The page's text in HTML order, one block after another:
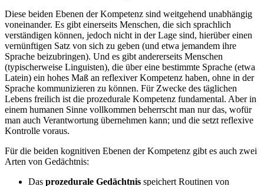
Diese beiden Ebenen der Kompetenz sind weitgehend unabhängig
voneinander. Es gibt einerseits Menschen, die sich sprachlich
verständigen können, jedoch nicht in der Lage sind, hierüber einen
vernünftigen Satz von sich zu geben (und etwa jemandem ihre
Sprache beizubringen). Und es gibt andererseits Menschen
(typischerweise Linguisten), die über eine bestimmte Sprache (etwa
Latein) ein hohes Maß an reflexiver Kompetenz haben, ohne in der
Sprache kommunizieren zu können. Für Zwecke des täglichen
Lebens freilich ist die prozedurale Kompetenz fundamental. Aber in
einem humanen Sinne vollkommen beherrscht man nur das, wofür
man auch Verantwortung übernehmen kann; und die setzt reflexive
Kontrolle voraus.
Für die beiden kognitiven Ebenen der Kompetenz gibt es auch zwei
Arten von Gedächtnis:
Das prozedurale Gedächtnis speichert Routinen von